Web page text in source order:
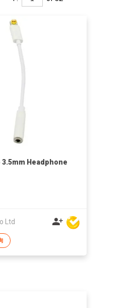
Headphone
Ltd